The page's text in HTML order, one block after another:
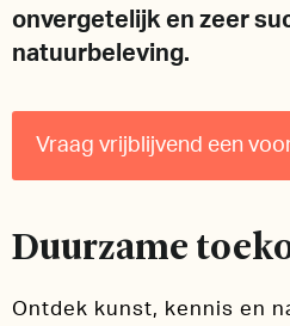
onvergetelijk en zeer
natuurbeleving.
Vraag vrijblijvend een
Duurzame
Ontdek kunst, kennis en